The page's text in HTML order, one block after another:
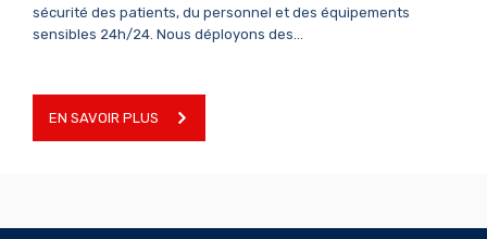
sécurité des patients, du personnel et des équipements
sensibles 24h/24. Nous déployons des…
EN SAVOIR PLUS